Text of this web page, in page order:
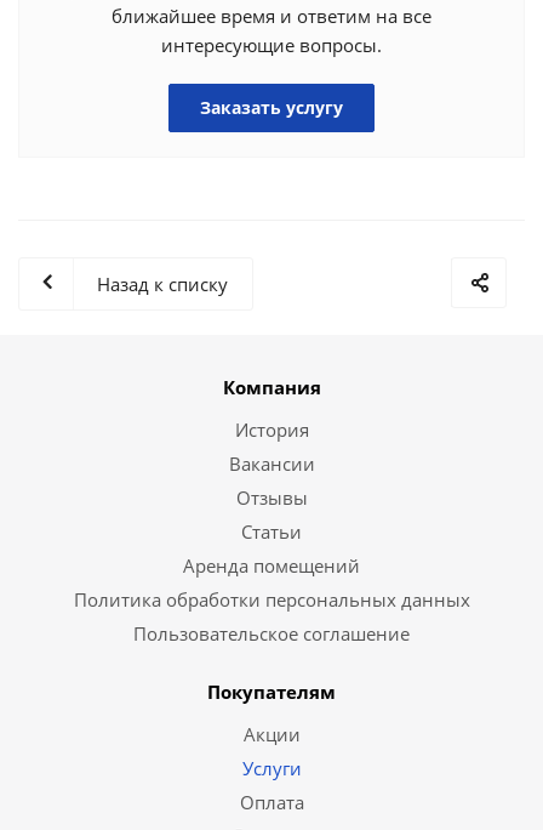
ближайшее время и ответим на все
интересующие вопросы.
Заказать услугу
Назад к списку
Компания
История
Вакансии
Отзывы
Статьи
Аренда помещений
Политика обработки персональных данных
Пользовательское соглашение
Покупателям
Акции
Услуги
Оплата